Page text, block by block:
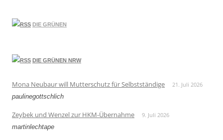
DIE GRÜNEN
DIE GRÜNEN NRW
Mona Neubaur will Mutterschutz für Selbstständige
21. Juli 2026
paulinegottschlich
Zeybek und Wenzel zur HKM-Übernahme
9. Juli 2026
martinlechtape